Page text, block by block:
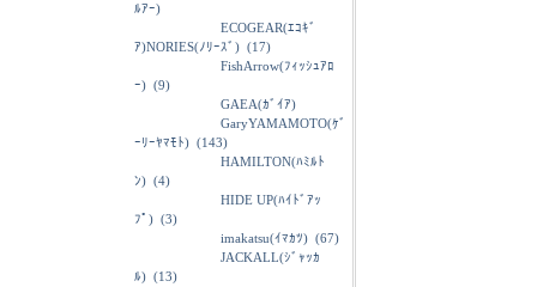
ﾙｱｰ)
ECOGEAR(ｴｺｷﾞ
ｱ)NORIES(ﾉﾘｰｽﾞ) (17)
FishArrow(ﾌｨｯｼｭｱﾛ
ｰ) (9)
GAEA(ｶﾞｲｱ)
GaryYAMAMOTO(ｹﾞ
ｰﾘｰﾔﾏﾓﾄ) (143)
HAMILTON(ﾊﾐﾙﾄ
ﾝ) (4)
HIDE UP(ﾊｲﾄﾞｱｯ
ﾌﾟ) (3)
imakatsu(ｲﾏｶﾂ) (67)
JACKALL(ｼﾞｬｯｶ
ﾙ) (13)